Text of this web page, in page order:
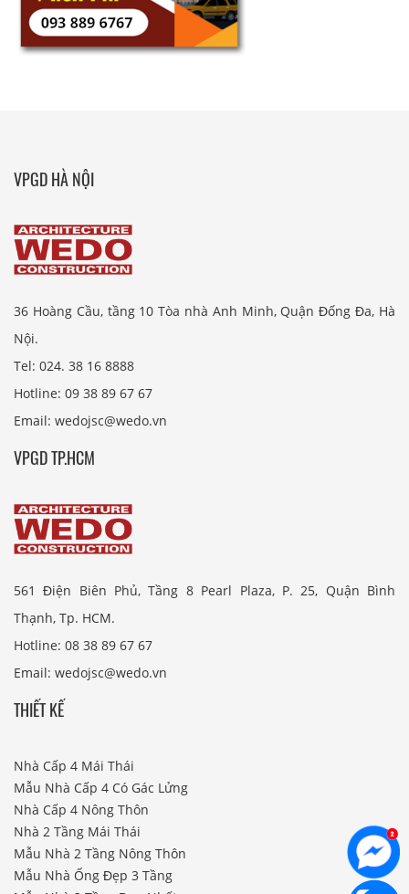
VPGD HÀ NỘI
36 Hoàng Cầu, tầng 10 Tòa nhà Anh Minh, Quận Đống Đa, Hà
Nội.
Tel: 024. 38 16 8888
Hotline: 09 38 89 67 67
Email: wedojsc@wedo.vn
VPGD TP.HCM
561 Điện Biên Phủ, Tầng 8 Pearl Plaza, P. 25, Quận Bình
Thạnh, Tp. HCM.
Hotline: 08 38 89 67 67
Email: wedojsc@wedo.vn
THIẾT KẾ
Nhà Cấp 4 Mái Thái
Mẫu Nhà Cấp 4 Có Gác Lửng
Nhà Cấp 4 Nông Thôn
Nhà 2 Tầng Mái Thái
Mẫu Nhà 2 Tầng Nông Thôn
Mẫu Nhà Ống Đẹp 3 Tầng